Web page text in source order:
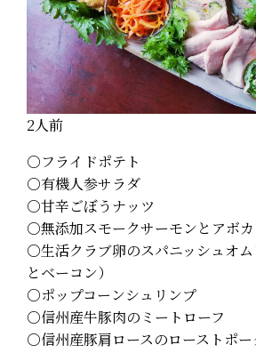
2人前
○フライドポテト
○有機人参サラダ
○甘辛ごぼうナッツ
○無添加スモークサーモンとアボ
○生活クラブ卵のスパニッシュオ
とベーコン）
○ポップコーンシュリンプ
○信州産牛豚肉のミートローフ
○信州産豚肩ロースのローストポー